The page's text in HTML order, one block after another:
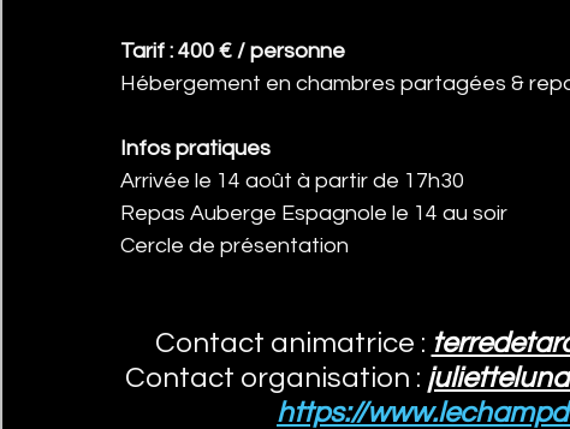
Tarif : 400 € / personne
Hébergement en chambres partagées &
Infos pratiques
Arrivée le 14 août à partir de 17h30
Repas Auberge Espagnole le 14 au soir
Cercle de présentation
Contact animatrice :
Contact organisation :
https://